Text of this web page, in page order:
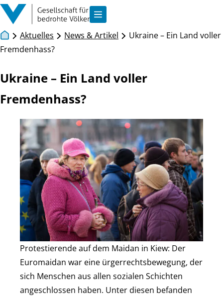
Zum Inhalt springen
Navigation anzeigen
Aktuelles
News & Artikel
Ukraine – Ein Land voller
Fremdenhass?
Ukraine – Ein Land voller
Fremdenhass?
Protestierende auf dem Maidan in Kiew: Der
Euromaidan war eine ürgerrechtsbewegung, der
sich Menschen aus allen sozialen Schichten
angeschlossen haben. Unter diesen befanden